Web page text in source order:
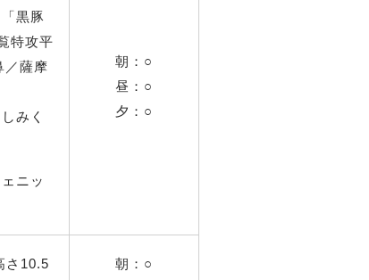
黒豚
特攻平
／薩摩
みく
ニッ
朝：○
昼：○
夕：○
さ10.5
朝：○